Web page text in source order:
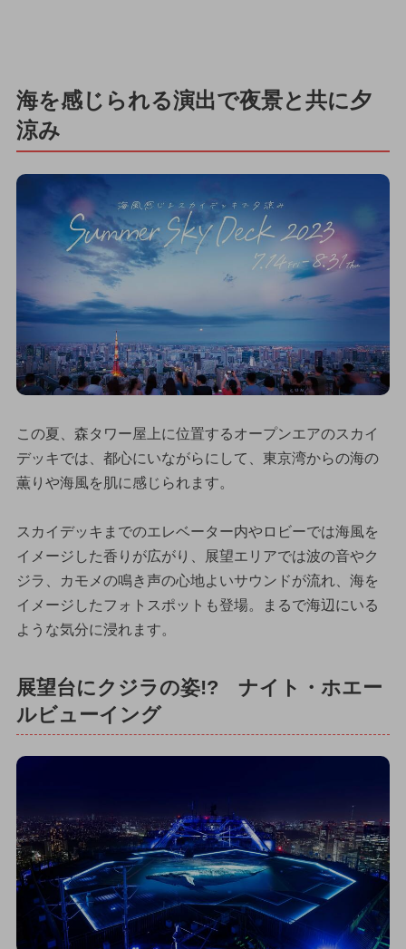
海を感じられる演出で夜景と共に夕
涼み
この夏、森タワー屋上に位置するオープンエアのスカイ
デッキでは、都心にいながらにして、東京湾からの海の
薫りや海風を肌に感じられます。
スカイデッキまでのエレベーター内やロビーでは海風を
イメージした香りが広がり、展望エリアでは波の音やク
ジラ、カモメの鳴き声の心地よいサウンドが流れ、海を
イメージしたフォトスポットも登場。まるで海辺にいる
ような気分に浸れます。
展望台にクジラの姿!? ナイト・ホエー
ルビューイング